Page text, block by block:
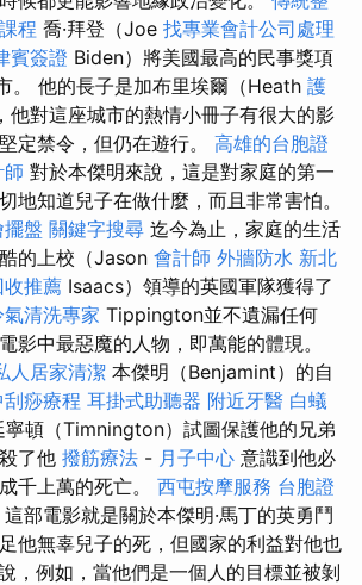
程 喬·拜登（Joe 找專業會計公司處理
賓簽證 Biden）將美國最高的民事獎項
。 他的長子是加布里埃爾（Heath 護
他對這座城市的熱情小冊子有很大的影
定禁令，但仍在遊行。 高雄的台胞證
對於本傑明來說，這是對家庭的第一
地知道兒子在做什麼，而且非常害怕。
盤 關鍵字搜尋 迄今為止，家庭的生活
的上校（Jason 會計師 外牆防水 新北
推薦 Isaacs）領導的英國軍隊獲得了
氣清洗專家 Tippington並不遺漏任何
影中最惡魔的人物，即萬能的體現。
人居家清潔 本傑明（Benjamint）的自
刮痧療程 耳掛式助聽器 附近牙醫 白蟻
寧頓（Timnington）試圖保護他的兄弟
了他 撥筋療法 - 月子中心 意識到他必
千上萬的死亡。 西屯按摩服務 台胞證
部電影就是關於本傑明·馬丁的英勇鬥
他無辜兒子的死，但國家的利益對他也
，例如，當他們是一個人的目標並被剝